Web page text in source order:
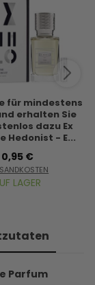
für mindestens
erhalten Sie
dazu Ex
Hedonist - E...
0,95 €
LAGER
Parfum